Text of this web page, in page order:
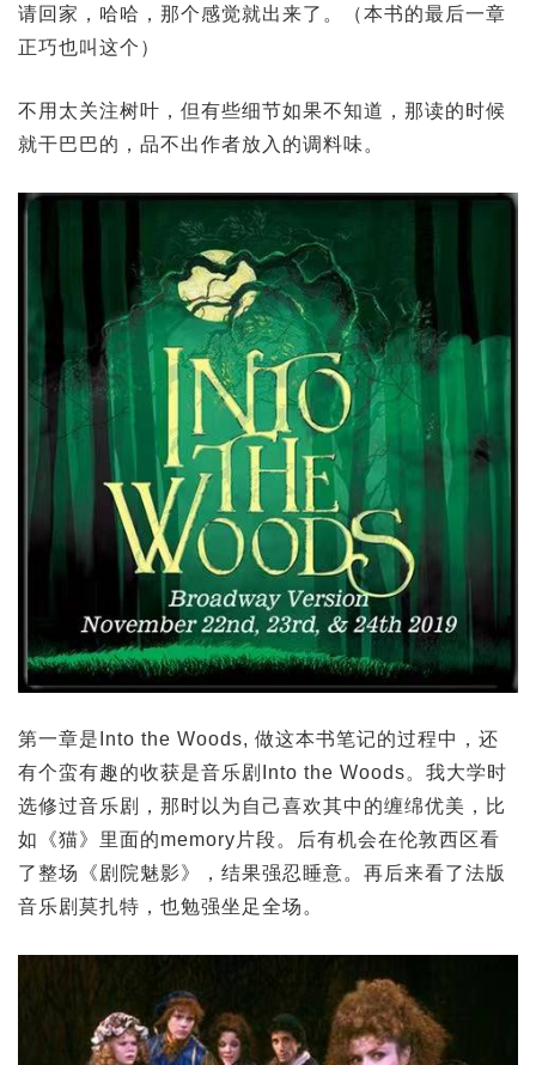
请回家，哈哈，那个感觉就出来了。（本书的最后一章
正巧也叫这个）
不用太关注树叶，但有些细节如果不知道，那读的时候
就干巴巴的，品不出作者放入的调料味。
第一章是Into the Woods, 做这本书笔记的过程中，还
有个蛮有趣的收获是音乐剧Into the Woods。我大学时
选修过音乐剧，那时以为自己喜欢其中的缠绵优美，比
如《猫》里面的memory片段。后有机会在伦敦西区看
了整场《剧院魅影》，结果强忍睡意。再后来看了法版
音乐剧莫扎特，也勉强坐足全场。